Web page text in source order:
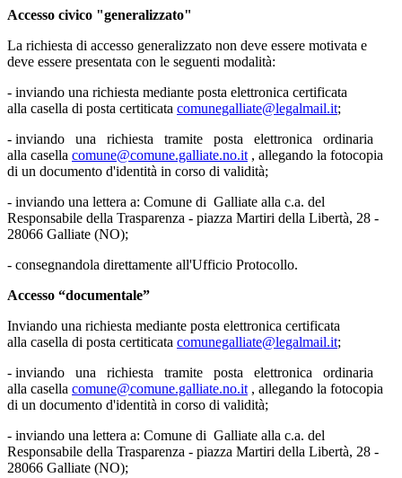
Accesso civico "generalizzato"
La richiesta di accesso generalizzato non deve essere motivata e
deve essere presentata con le seguenti modalità:
- inviando una richiesta mediante posta elettronica certificata
alla casella di posta certiticata comunegalliate@legalmail.it;
- inviando una richiesta tramite posta elettronica ordinaria
alla casella comune@comune.galliate.no.it , allegando la fotocopia
di un documento d'identità in corso di validità;
- inviando una lettera a: Comune di Galliate alla c.a. del
Responsabile della Trasparenza - piazza Martiri della Libertà, 28 -
28066 Galliate (NO);
- consegnandola direttamente all'Ufficio Protocollo.
Accesso “documentale”
Inviando una richiesta mediante posta elettronica certificata
alla casella di posta certiticata comunegalliate@legalmail.it;
- inviando una richiesta tramite posta elettronica ordinaria
alla casella comune@comune.galliate.no.it , allegando la fotocopia
di un documento d'identità in corso di validità;
- inviando una lettera a: Comune di Galliate alla c.a. del
Responsabile della Trasparenza - piazza Martiri della Libertà, 28 -
28066 Galliate (NO);